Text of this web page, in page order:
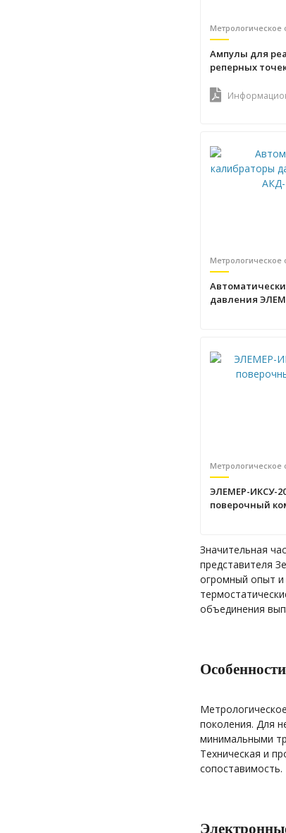
Метрологическое
Ампулы для
реперных
Метрологическое
давления
Метрологическое
ЭЛЕМЕР-ИКСУ-
поверочный
Значительная
представителя
огромный опыт и
объединения
поколения. Для
минимальными
Техническая и
сопоставимость.